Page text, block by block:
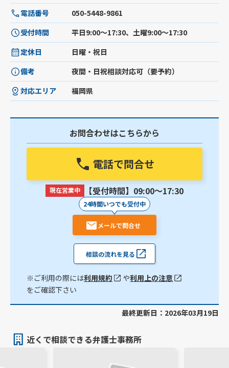
電話番号
050-5448-9861
受付時間
平日9:00～17:30、土曜9:00～17:30
定休日
日曜・祝日
備考
夜間・日祝相談対応可（要予約）
対応エリア
福岡県
お問合わせはこちらから
電話で問合せ
現在営業中 【受付時間】09:00〜17:30
24時間いつでも受付中
メールで問合せ
相談の流れを見る
※ご利用の際には利用規約 や利用上の注意
をご確認下さい
最終更新日：2026年03月19日
近くで相談できる弁護士事務所